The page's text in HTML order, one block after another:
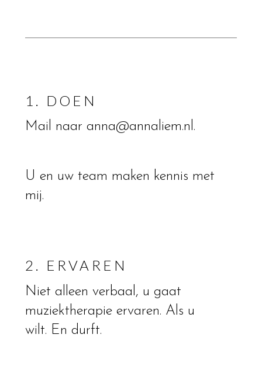
1. DOEN
Mail naar anna@annaliem.nl.
U en uw team maken kennis met
mij.
2. ERVAREN
Niet alleen verbaal, u gaat
muziektherapie ervaren. Als u
wilt. En durft.